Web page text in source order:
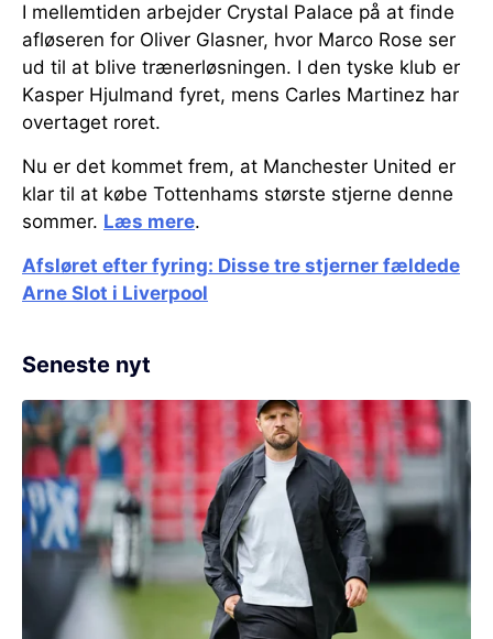
I mellemtiden arbejder Crystal Palace på at finde
afløseren for Oliver Glasner, hvor Marco Rose ser
ud til at blive trænerløsningen. I den tyske klub er
Kasper Hjulmand fyret, mens Carles Martinez har
overtaget roret.
Nu er det kommet frem, at Manchester United er
klar til at købe Tottenhams største stjerne denne
sommer. Læs mere.
Afsløret efter fyring: Disse tre stjerner fældede
Arne Slot i Liverpool
Seneste nyt